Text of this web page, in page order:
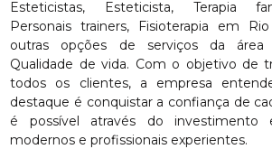
Esteticistas, Esteticista, Terapia
Personais trainers, Fisioterapia em
outras opções de serviços da área
Qualidade de vida. Com o objetivo de
todos os clientes, a empresa
destaque é conquistar a confiança de
é possível através do investimento
modernos e profissionais experientes.